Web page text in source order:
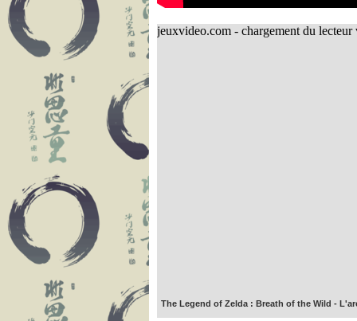
The Legend of Zelda : Breath of the Wild -